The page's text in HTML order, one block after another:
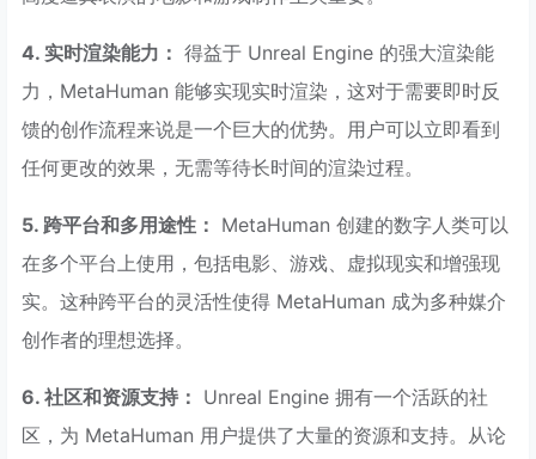
4. 实时渲染能力： 得益于 Unreal Engine 的强大渲染能
力，MetaHuman 能够实现实时渲染，这对于需要即时反
馈的创作流程来说是一个巨大的优势。用户可以立即看到
任何更改的效果，无需等待长时间的渲染过程。
5. 跨平台和多用途性： MetaHuman 创建的数字人类可以
在多个平台上使用，包括电影、游戏、虚拟现实和增强现
实。这种跨平台的灵活性使得 MetaHuman 成为多种媒介
创作者的理想选择。
6. 社区和资源支持： Unreal Engine 拥有一个活跃的社
区，为 MetaHuman 用户提供了大量的资源和支持。从论